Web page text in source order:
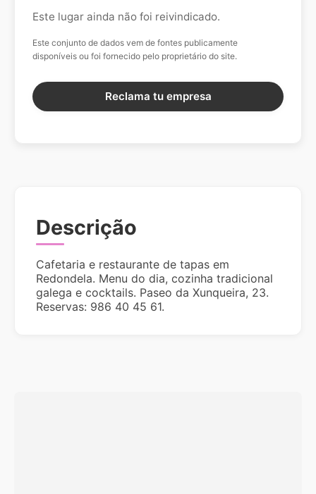
Este lugar ainda não foi reivindicado.
Este conjunto de dados vem de fontes publicamente
disponíveis ou foi fornecido pelo proprietário do site.
Reclama tu empresa
Descrição
Cafetaria e restaurante de tapas em
Redondela. Menu do dia, cozinha tradicional
galega e cocktails. Paseo da Xunqueira, 23.
Reservas: 986 40 45 61.